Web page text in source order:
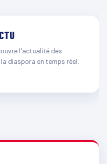
l'actualité des
diaspora en temps réel.